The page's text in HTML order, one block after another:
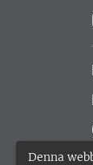
Denna